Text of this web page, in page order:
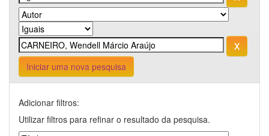
Iniciar uma nova pesquisa
Adicionar filtros:
Utilizar filtros para refinar o resultado da pesquisa.